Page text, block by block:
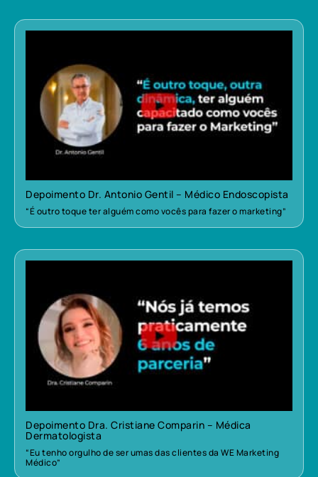
Depoimento Dr. Antonio Gentil – Médico Endoscopista
“É outro toque ter alguém como vocês para fazer o marketing”
Depoimento Dra. Cristiane Comparin – Médica
Dermatologista
“Eu tenho orgulho de ser umas das clientes da WE Marketing
Médico”